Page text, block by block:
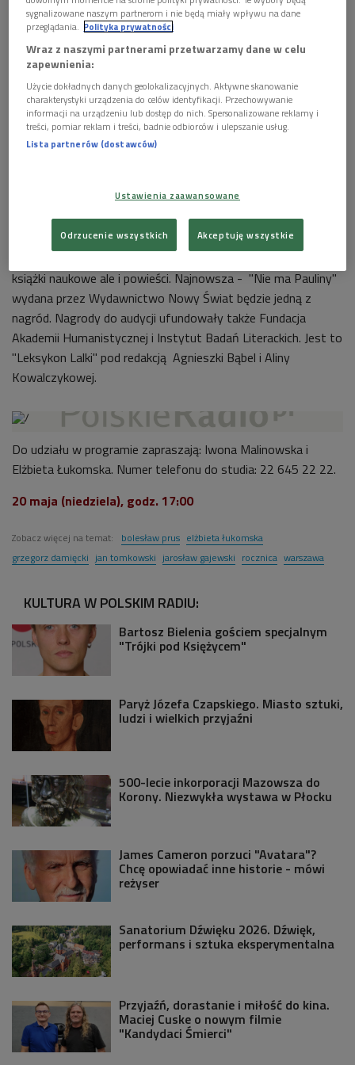
najświetniejszym kronikarzem, zarówno w publicystyce, jak i
beletrystyce. W "Lalce" odnajdujemy wiele wspaniałych
opisów dawnej Warszawy, ale również w nowelach są "wątki
warszawskie".
Pytania konkursowe dotyczyć będą tych właśnie wątków.
Wybrane fragmenty prozy Bolesława Prusa usłyszymy w
interpretacji Grzegorza Damięckiego, Jarosława Gajewskiego,
Gościem i ekspertem będzie wybitny historyk literatury, autor
wielu publikacji z zakresu literatury polskiej i światowej -
książki naukowe ale i powieści. Najnowsza - "Nie ma Pauliny"
wydana przez Wydawnictwo Nowy Świat będzie jedną z
nagród. Nagrody do audycji ufundowały także Fundacja
Akademii Humanistycznej i Instytut Badań Literackich. Jest to
"Leksykon Lalki" pod redakcją Agnieszki Bąbel i Aliny
Kowalczykowej.
Do udziału w programie zapraszają: Iwona Malinowska i
Elżbieta Łukomska. Numer telefonu do studia: 22 645 22 22.
20 maja (niedziela), godz. 17:00
Zobacz więcej na temat: bolesław prus elżbieta łukomska
grzegorz damięcki jan tomkowski jarosław gajewski rocznica warszawa
KULTURA W POLSKIM RADIU:
Bartosz Bielenia gościem specjalnym
"Trójki pod Księżycem"
Paryż Józefa Czapskiego. Miasto sztuki,
ludzi i wielkich przyjaźni
500-lecie inkorporacji Mazowsza do
Korony. Niezwykła wystawa w Płocku
James Cameron porzuci "Avatara"?
Chcę opowiadać inne historie - mówi
reżyser
Sanatorium Dźwięku 2026. Dźwięk,
performans i sztuka eksperymentalna
Przyjaźń, dorastanie i miłość do kina.
Maciej Cuske o nowym filmie
"Kandydaci Śmierci"
sygnalizowane naszym partnerom i nie będą miały wpływu na dane
przeglądania. Polityka prywatności
Wraz z naszymi partnerami przetwarzamy dane w celu
zapewnienia:
Użycie dokładnych danych geolokalizacyjnych. Aktywne skanowanie
charakterystyki urządzenia do celów identyfikacji. Przechowywanie
informacji na urządzeniu lub dostęp do nich. Spersonalizowane reklamy i
treści, pomiar reklam i treści, badnie odbiorców i ulepszanie usług.
Lista partnerów (dostawców)
Ustawienia zaawansowane
Odrzucenie wszystkich Akceptuję wszystkie